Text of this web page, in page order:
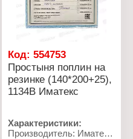
Код:554753
Простыня поплин на
резинке (140*200+25),
1134В Иматекс
Характеристики:
Производитель: Иматекс